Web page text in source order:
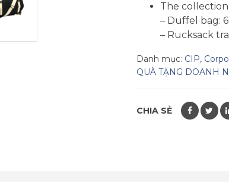
The
– Duffel bag:
– Rucksack
Danh mục: CIP,
QUÀ TẶNG DOANH
CHIA SẺ